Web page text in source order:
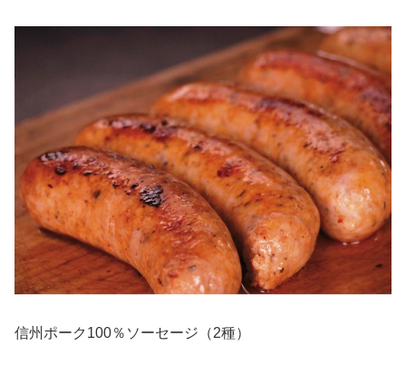
信州ポーク100％ソーセージ（2種）